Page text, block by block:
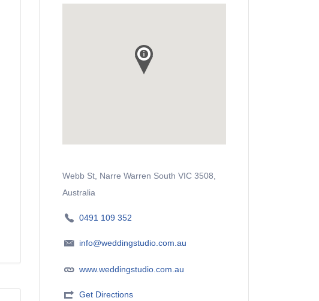
Webb St, Narre Warren South VIC 3508,
Australia
0491 109 352
info@weddingstudio.com.au
www.weddingstudio.com.au
Get Directions